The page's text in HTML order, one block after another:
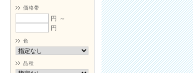
価格帯
円 ～
円
色
品種